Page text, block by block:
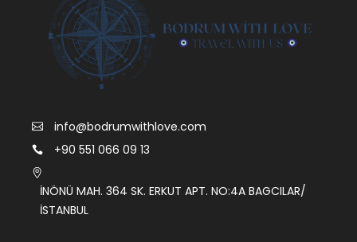
info@bodrumwithlove.com
+90 551 066 09 13
İNÖNÜ MAH. 364 SK. ERKUT APT. NO:4A BAGCILAR/
İSTANBUL